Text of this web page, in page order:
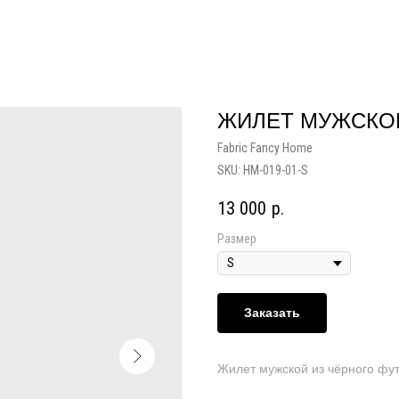
ЖИЛЕТ
Fabric Fancy Home
SKU: HM-019-01-S
13 000 р.
Размер
Заказать
Жилет мужской из чёрного